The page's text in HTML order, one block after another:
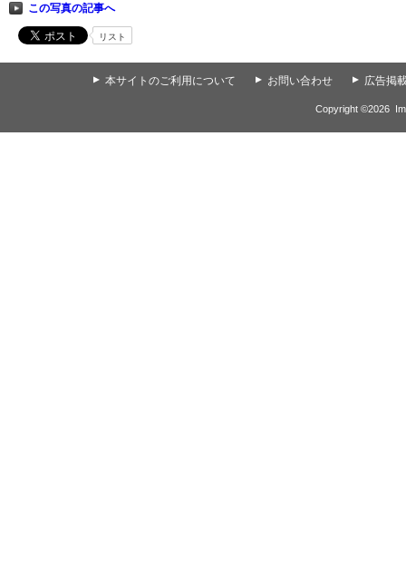
この写真の記事へ
リスト
▲ 本サイトのご利用について ▲ お問い合わせ ▲ 広告掲
Copyright ©2026